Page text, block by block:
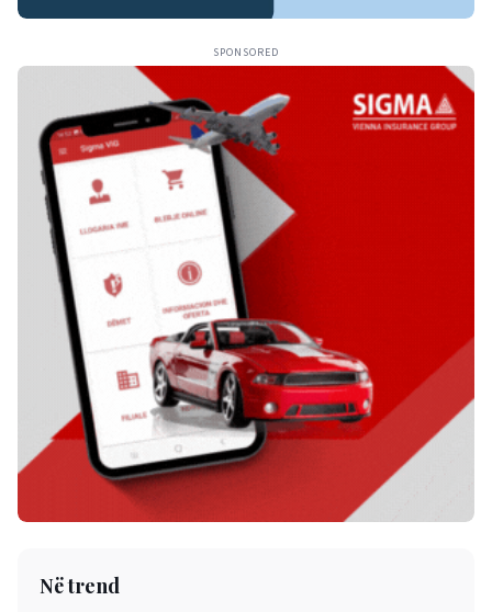
SPONSORED
Në trend